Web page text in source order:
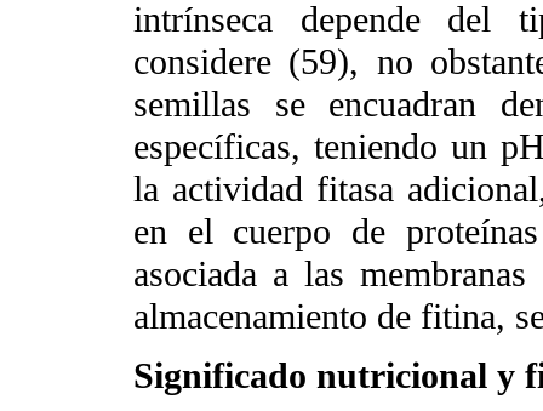
intrínseca depende del
considere (59), no
semillas se encuadran
específicas, teniendo un
la actividad fitasa
en el cuerpo de
asociada a las
almacenamiento de fitina,
Significado nutricional y